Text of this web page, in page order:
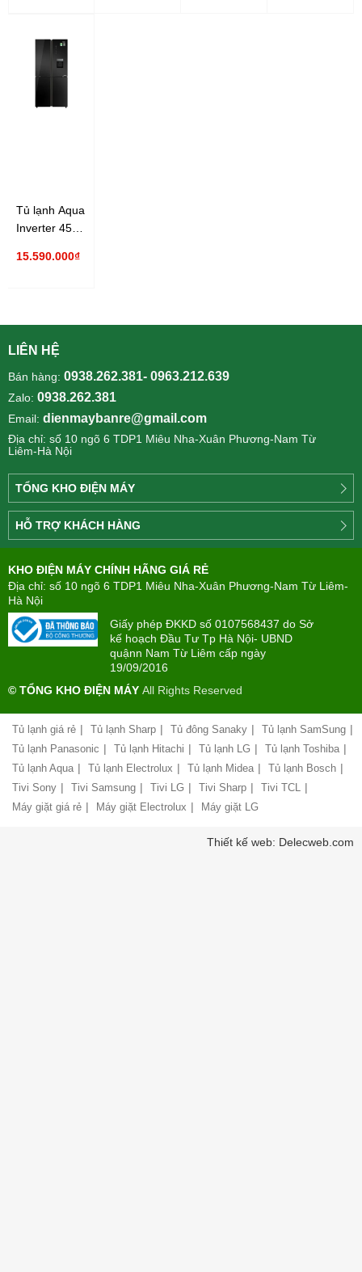
Tủ lạnh Aqua
Inverter 456
IGW525EM(GB)
15.590.000₫
LIÊN HỆ
Bán hàng: 0938.262.381- 0963.212.639
Zalo: 0938.262.381
Email: dienmaybanre@gmail.com
Địa chỉ: số 10 ngõ 6 TDP1 Miêu Nha-Xuân Phương-Nam Từ
Liêm-Hà Nội
TỔNG KHO ĐIỆN MÁY
Công
ty
Điện
TÂN
PHONG(8:00
-
22:00)
công
ty
Chính
sách
bảo
hành
vận
chuyển
HỖ TRỢ KHÁCH HÀNG
hiểu
về
mua
trả
góp
đổi
hóa
Chính
sách
nhận
KHO ĐIỆN MÁY CHÍNH HÃNG GIÁ RẺ
Địa chỉ: số 10 ngõ 6 TDP1 Miêu Nha-Xuân Phương-Nam Từ Liêm-
Hà Nội
Giấy phép ĐKKD số 0107568437 do Sở
kế hoạch Đầu Tư Tp Hà Nội- UBND
quậnn Nam Từ Liêm cấp ngày
19/09/2016
© TỔNG KHO ĐIỆN MÁY All Rights Reserved
Tủ lạnh giá rẻ | Tủ lạnh Sharp | Tủ đông Sanaky | Tủ lạnh SamSung |
Tủ lạnh Panasonic | Tủ lạnh Hitachi | Tủ lạnh LG | Tủ lạnh Toshiba |
Tủ lạnh Aqua | Tủ lạnh Electrolux | Tủ lạnh Midea | Tủ lạnh Bosch |
Tivi Sony | Tivi Samsung | Tivi LG | Tivi Sharp | Tivi TCL |
Máy giặt giá rẻ | Máy giặt Electrolux | Máy giặt LG
Thiết kế web: Delecweb.com